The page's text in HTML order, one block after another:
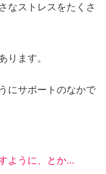
なストレスをたくさ
ります。
にサポートのなかで
ように、とか…